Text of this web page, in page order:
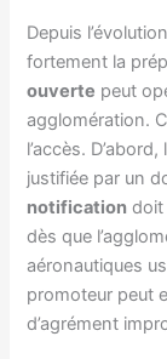
Depuis
fortement la
ouverte peut
agglomération.
l’accès.
justifiée par un
notification doit
dès que
aéronautiques
promoteur peut
d’agrément